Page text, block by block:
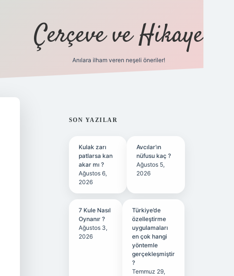
Çerçeve ve Hikaye
Anılara ilham veren neşeli öneriler!
SIDEBAR
SON YAZILAR
Kulak zarı
patlarsa kan
akar mı ?
Ağustos 6,
2026
Avcılar’ın
nüfusu kaç ?
Ağustos 5,
2026
7 Kule Nasıl
Oynanır ?
Ağustos 3,
2026
Türkiye’de
özelleştirme
uygulamaları
en çok hangi
yöntemle
gerçekleşmiştir
?
Temmuz 29,